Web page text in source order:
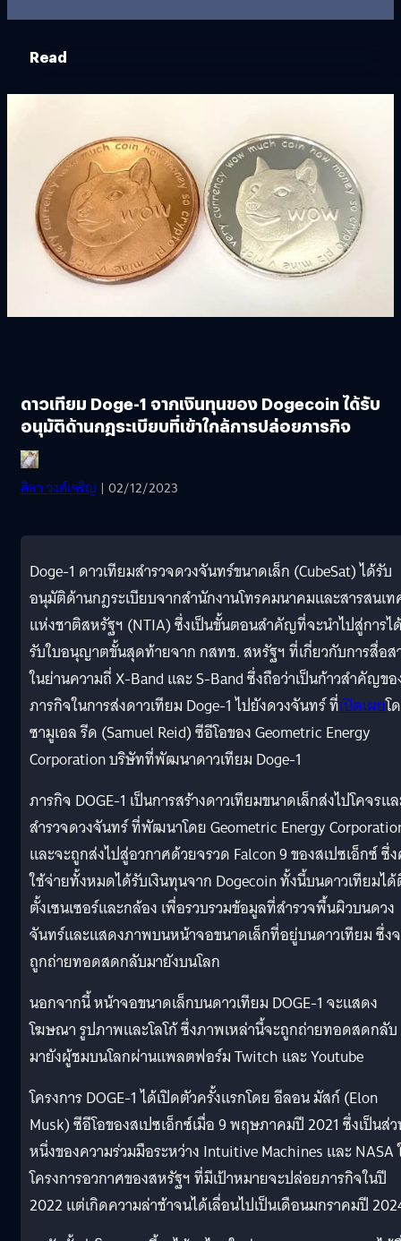
Read
ดาวเทียม Doge-1 จากเงินทุนของ Dogecoin ได้รับ
อนุมัติด้านกฎระเบียบที่เข้าใกล้การปล่อยภารกิจ
ศิลา วงศ์เจริญ | 02/12/2023
Doge-1 ดาวเทียมสำรวจดวงจันทร์ขนาดเล็ก (CubeSat) ได้รับ
อนุมัติด้านกฎระเบียบจากสำนักงานโทรคมนาคมและสารสนเ
แห่งชาติสหรัฐฯ (NTIA) ซึ่งเป็นขั้นตอนสำคัญที่จะนำไปสู่การไ
รับใบอนุญาตขั้นสุดท้ายจาก กสทช. สหรัฐฯ ที่เกี่ยวกับการสื่อส
ในย่านความถี่ X-Band และ S-Band ซึ่งถือว่าเป็นก้าวสำคัญขอ
ภารกิจในการส่งดาวเทียม Doge-1 ไปยังดวงจันทร์ ที่เปิดเผยโ
ซามูเอล รีด (Samuel Reid) ซีอีโอของ Geometric Energy
Corporation บริษัทที่พัฒนาดาวเทียม Doge-1
ภารกิจ DOGE-1 เป็นการสร้างดาวเทียมขนาดเล็กส่งไปโคจรแ
สำรวจดวงจันทร์ ที่พัฒนาโดย Geometric Energy
และจะถูกส่งไปสู่อวกาศด้วยจรวด Falcon 9 ของสเปซเอ็กซ์ ซึ่
ใช้จ่ายทั้งหมดได้รับเงินทุนจาก Dogecoin ทั้งนี้บนดาวเทียมไ
ตั้งเซนเซอร์และกล้อง เพื่อรวบรวมข้อมูลที่สำรวจพื้นผิวบนดวง
จันทร์และแสดงภาพบนหน้าจอขนาดเล็กที่อยู่บนดาวเทียม ซึ่ง
ถูกถ่ายทอดสดกลับมายังบนโลก
นอกจากนี้ หน้าจอขนาดเล็กบนดาวเทียม DOGE-1 จะแสดง
โฆษณา รูปภาพและโลโก้ ซึ่งภาพเหล่านี้จะถูกถ่ายทอดสดกลับ
มายังผู้ชมบนโลกผ่านแพลตฟอร์ม Twitch และ Youtube
โครงการ DOGE-1 ได้เปิดตัวครั้งแรกโดย อีลอน มัสก์ (Elon
Musk) ซีอีโอของสเปซเอ็กซ์เมื่อ 9 พฤษภาคมปี 2021 ซึ่งเป็นส่
หนึ่งของความร่วมมือระหว่าง Intuitive Machines และ NASA
โครงการอวกาศของสหรัฐฯ ที่มีเป้าหมายจะปล่อยภารกิจในปี
2022 แต่เกิดความล่าช้าจนได้เลื่อนไปเป็นเดือนมกราคมปี